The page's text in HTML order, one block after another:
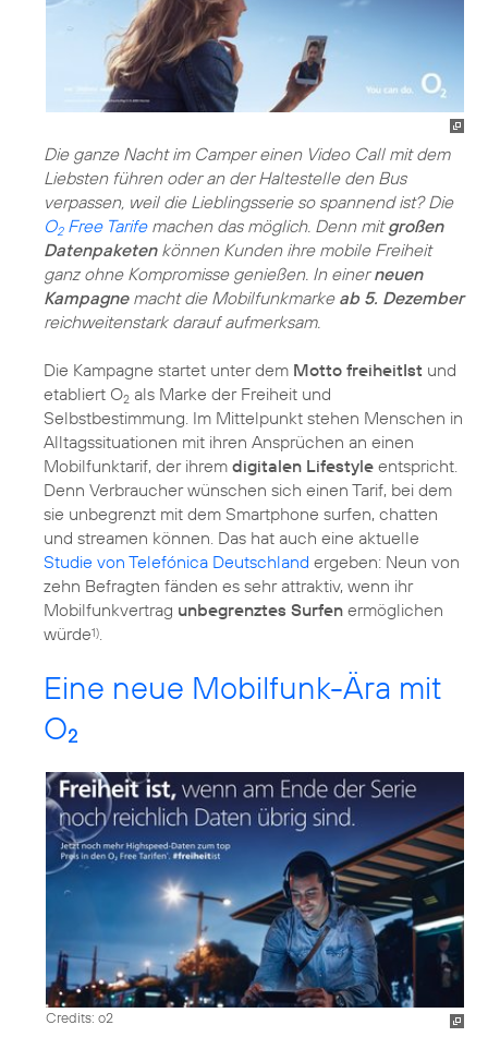
Die ganze Nacht im Camper einen Video Call mit dem
Liebsten führen oder an der Haltestelle den Bus
verpassen, weil die Lieblingsserie so spannend ist? Die
O2Free Tarifemachen das möglich. Denn mitgroßen
Datenpaketenkönnen Kunden ihre mobile Freiheit
ganz ohne Kompromisse genießen. In einerneuen
Kampagnemacht die Mobilfunkmarke ab 5. Dezember
reichweitenstark darauf aufmerksam.
Die Kampagne startet unter dem Motto freiheitIst und
etabliert O2 als Marke der Freiheit und
Selbstbestimmung. Im Mittelpunkt stehen Menschen in
Alltagssituationen mit ihren Ansprüchen an einen
Mobilfunktarif, der ihrem digitalen Lifestyle entspricht.
Denn Verbraucher wünschen sich einen Tarif, bei dem
sie unbegrenzt mit dem Smartphone surfen, chatten
und streamen können. Das hat auch eine aktuelle
Studie von Telefónica Deutschland ergeben: Neun von
zehn Befragten fänden es sehr attraktiv, wenn ihr
Mobilfunkvertrag unbegrenztes Surfen ermöglichen
würde1)
Eine neue Mobilfunk-Ära mit
O2
Credits: o2